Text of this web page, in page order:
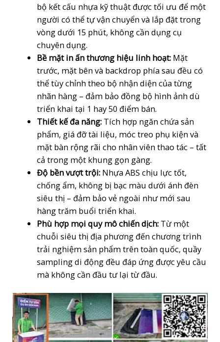
bộ kết cấu nhựa kỹ thuật được tối ưu để một
người có thể tự vận chuyển và lắp đặt trong
vòng dưới 15 phút, không cần dụng cụ
chuyên dụng.
Bề mặt in ấn thương hiệu linh hoạt:Mặt
trước, mặt bên và backdrop phía sau đều có
thể tùy chỉnh theo bộ nhận diện của từng
nhãn hàng – đảm bảo đồng bộ hình ảnh dù
triển khai tại 1 hay 50 điểm bán.
Thiết kế đa năng:Tích hợp ngăn chứa sản
phẩm, giá đỡ tài liệu, móc treo phụ kiện và
mặt bàn rộng rãi cho nhân viên thao tác – tất
cả trong một khung gọn gàng.
Độ bền vượt trội:Nhựa ABS chịu lực tốt,
chống ẩm, không bị bạc màu dưới ánh đèn
siêu thị – đảm bảo vẻ ngoài như mới sau
hàng trăm buổi triển khai.
Phù hợp mọi quy mô chiến dịch:Từ một
chuỗi siêu thị địa phương đến chương trình
trải nghiệm sản phẩm trên toàn quốc, quầy
sampling di động đều đáp ứng được yêu cầu
mà không cần đầu tư lại từ đầu.